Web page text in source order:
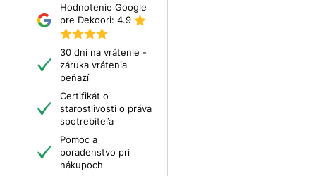
Hodnotenie Google
pre Dekoori: 4.9
30 dní na vrátenie -
záruka vrátenia
peňazí
Certifikát o
starostlivosti o práva
spotrebiteľa
Pomoc a
poradenstvo pri
nákupoch